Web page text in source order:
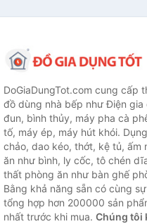
DoGiaDungTot.com cung cấp
đồ dùng nhà bếp như Điện
đun, bình thủy, máy pha cà
tố, máy ép, máy hút khói.
chảo, dao kéo, thớt, kệ tủ,
ăn như bình, ly cốc, tô chén
thất phòng ăn như bàn ghế
Bằng khả năng sẵn có cùng
tổng hợp hơn 200000 sản
nhất trước khi mua. Chúng tôi